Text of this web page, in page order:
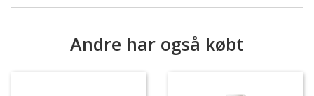
Andre har også købt